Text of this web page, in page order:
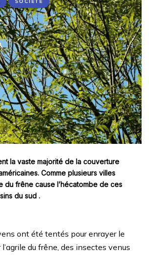
la vaste majorité de la couverture
Comme plusieurs villes
du frêne cause l’hécatombe de ces
du sud .
ont été tentés pour enrayer le
du frêne, des insectes venus